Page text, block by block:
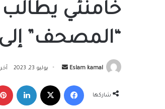
خامنئي
“المصحف”
Eslam kamal
أرسل
إلكترونيا
يوليو 23, 2023 آخر
شاركها
فيسبوك